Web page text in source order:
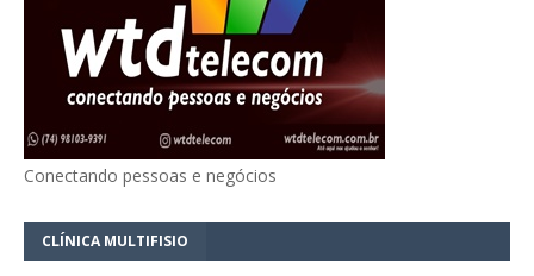
Conectando pessoas e negócios
CLÍNICA MULTIFISIO